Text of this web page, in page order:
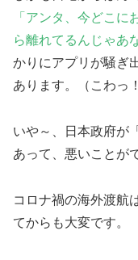
「アンタ、今どこ
ら離れてるんじゃあ
かりにアプリが騒ぎ
あります。（こわっ
いや～、日本政府が
あって、悪いことが
コロナ禍の海外渡航
てからも大変です。